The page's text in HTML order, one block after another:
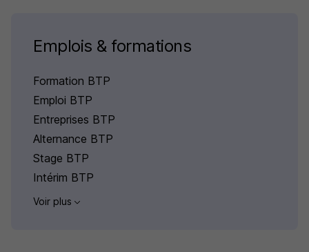
Emplois & formations
Formation BTP
Emploi BTP
Entreprises BTP
Alternance BTP
Stage BTP
Intérim BTP
Voir plus